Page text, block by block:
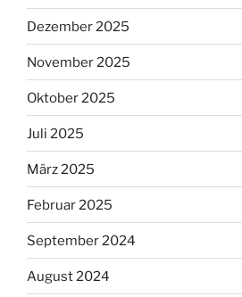
Dezember 2025
November 2025
Oktober 2025
Juli 2025
März 2025
Februar 2025
September 2024
August 2024